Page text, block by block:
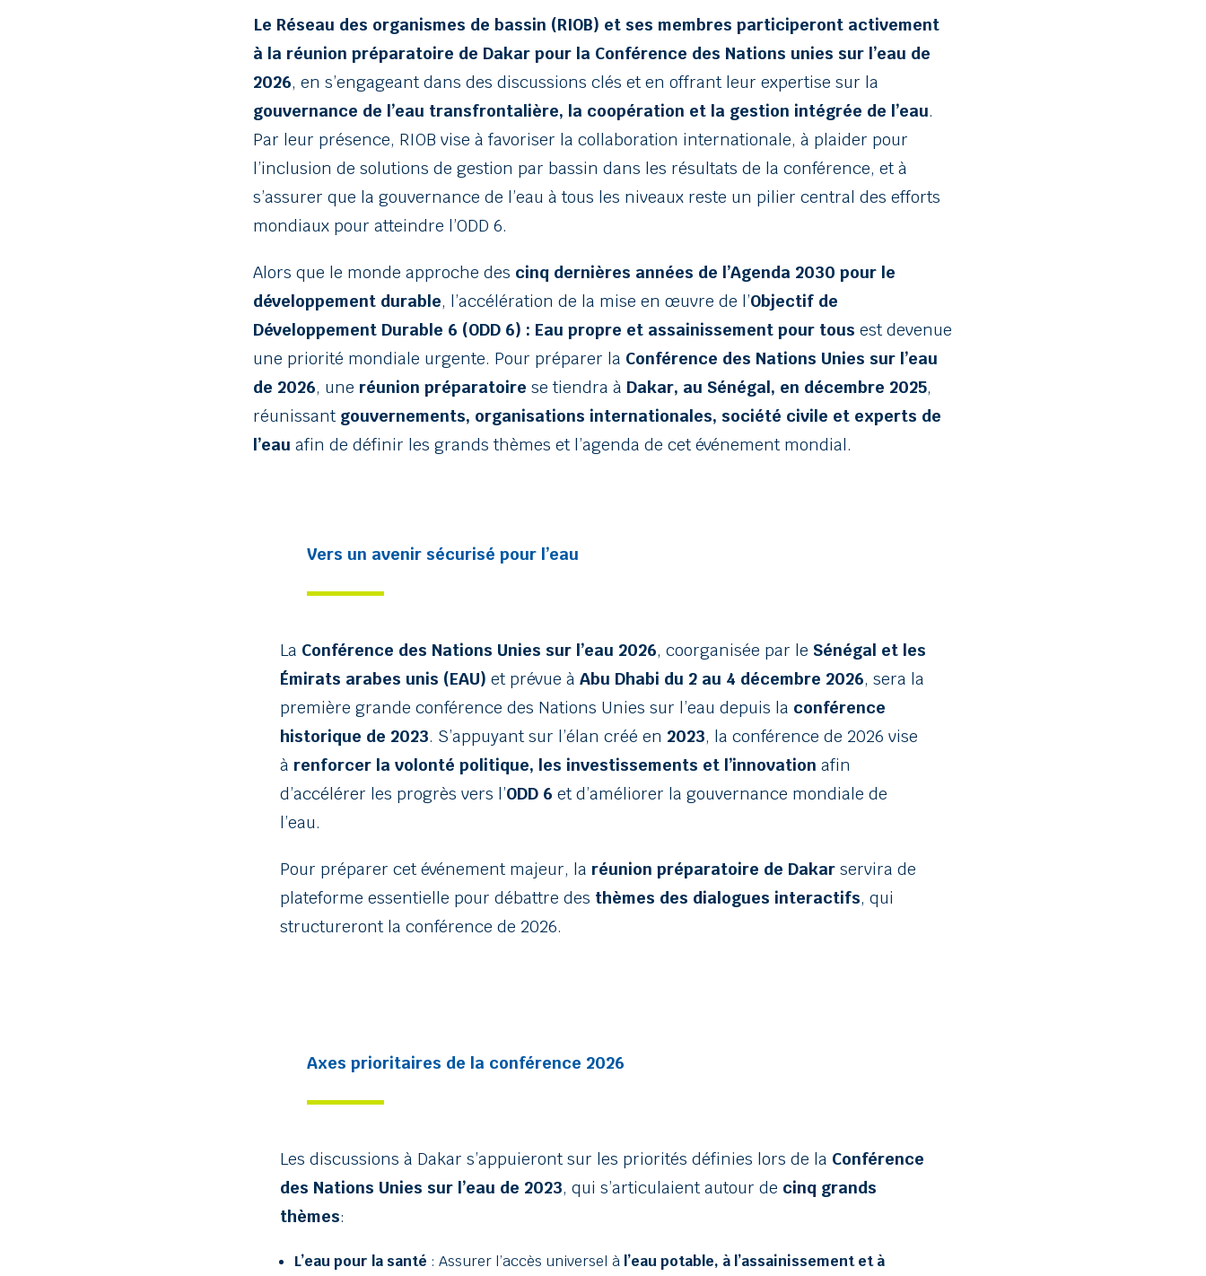
Le Réseau des organismes de bassin (RIOB) et ses membres participeront activement
à la réunion préparatoire de Dakar pour la Conférence des Nations unies sur l’eau de
2026, en s’engageant dans des discussions clés et en offrant leur expertise sur la
gouvernance de l’eau transfrontalière, la coopération et la gestion intégrée de l’eau.
Par leur présence, RIOB vise à favoriser la collaboration internationale, à plaider pour
l’inclusion de solutions de gestion par bassin dans les résultats de la conférence, et à
s’assurer que la gouvernance de l’eau à tous les niveaux reste un pilier central des efforts
mondiaux pour atteindre l’ODD 6.
Alors que le monde approche des cinq dernières années de l’Agenda 2030 pour le
développement durable, l’accélération de la mise en œuvre de l’Objectif de
Développement Durable 6 (ODD 6) : Eau propre et assainissement pour tous est devenue
une priorité mondiale urgente. Pour préparer la Conférence des Nations Unies sur l’eau
de 2026, une réunion préparatoire se tiendra à Dakar, au Sénégal, en décembre 2025,
réunissant gouvernements, organisations internationales, société civile et experts de
l’eau afin de définir les grands thèmes et l’agenda de cet événement mondial.
Vers un avenir sécurisé pour l’eau
La Conférence des Nations Unies sur l’eau 2026, coorganisée par le Sénégal et les
Émirats arabes unis (EAU) et prévue à Abu Dhabi du 2 au 4 décembre 2026, sera la
première grande conférence des Nations Unies sur l’eau depuis la conférence
historique de 2023. S’appuyant sur l’élan créé en 2023, la conférence de 2026 vise
à renforcer la volonté politique, les investissements et l’innovation afin
d’accélérer les progrès vers l’ODD 6 et d’améliorer la gouvernance mondiale de
l’eau.
Pour préparer cet événement majeur, la réunion préparatoire de Dakarservira de
plateforme essentielle pour débattre des thèmes des dialogues interactifs, qui
structureront la conférence de 2026.
Axes prioritaires de la conférence 2026
Les discussions à Dakar s’appuieront sur les priorités définies lors de la Conférence
des Nations Unies sur l’eau de 2023, qui s’articulaient autour de cinq grands
thèmes:
L’eau pour la santé : Assurer l’accès universel à l’eau potable, à l’assainissement et à